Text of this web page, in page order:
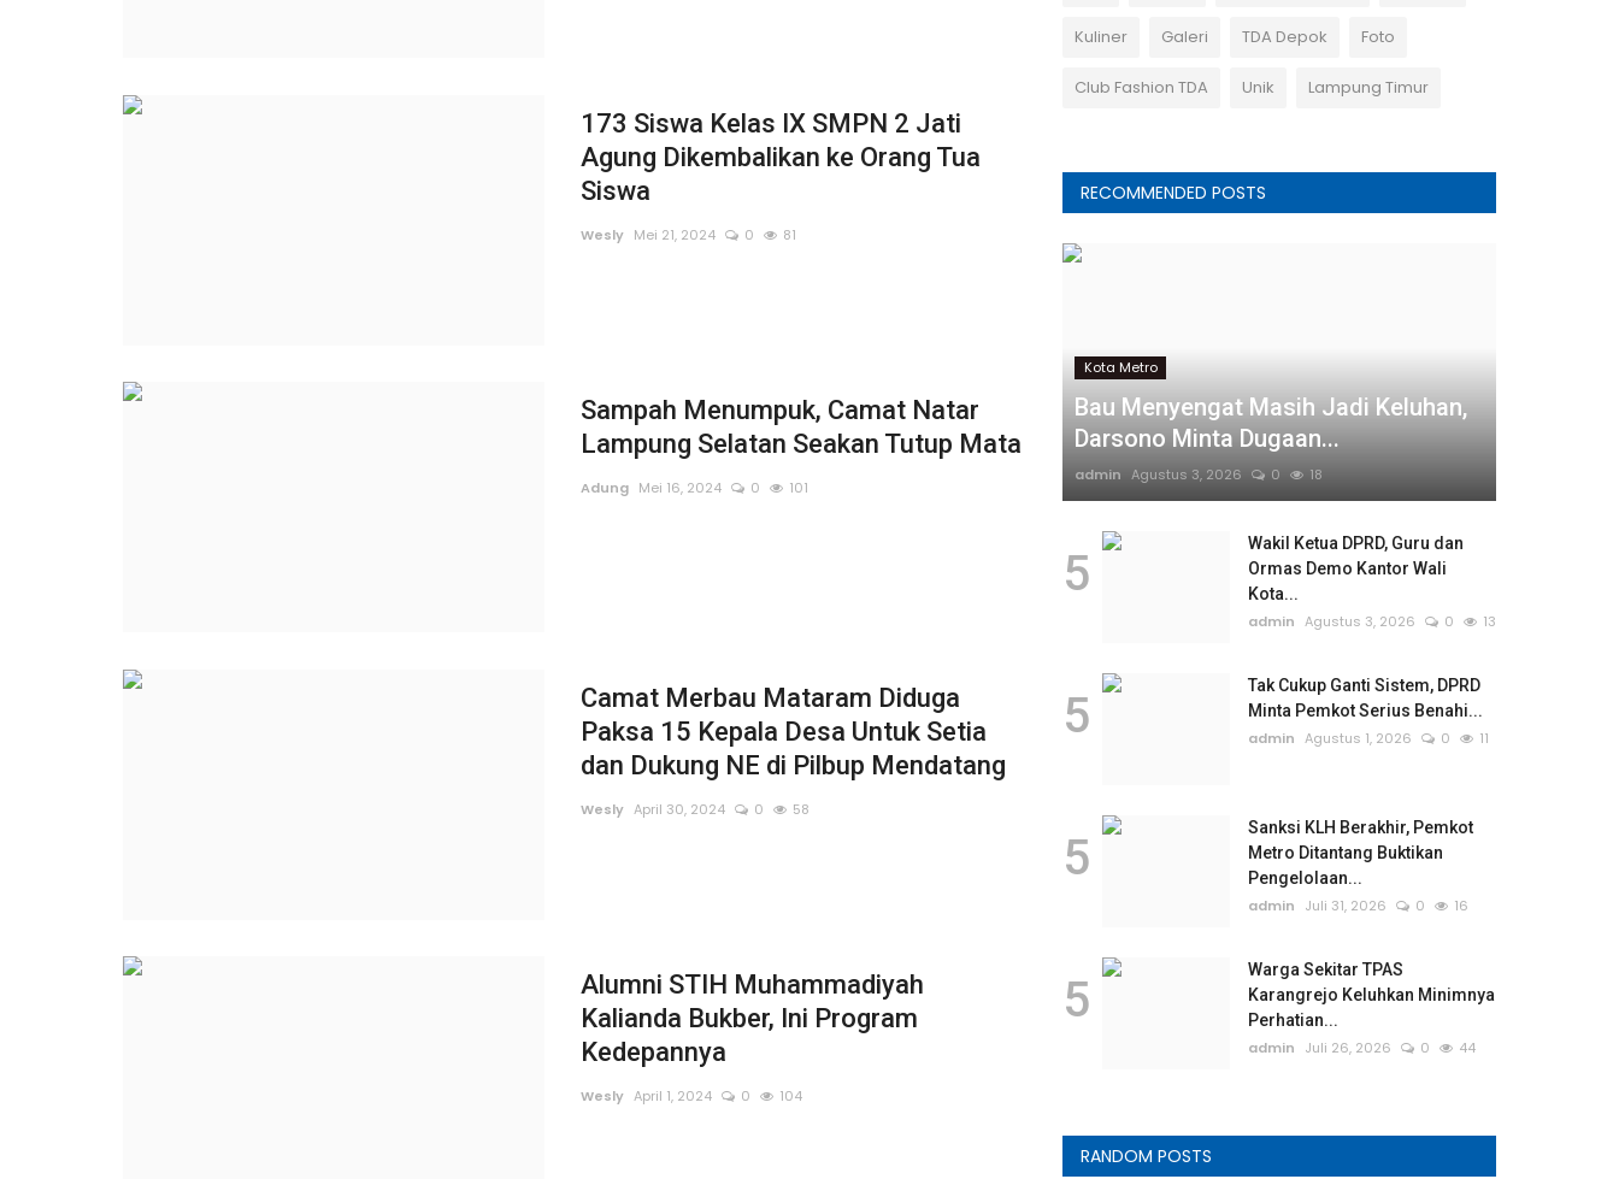
173 Siswa Kelas IX SMPN 2 Jati
Agung Dikembalikan ke Orang Tua
Siswa
Wesly Mei 21, 2024 0 81
Sampah Menumpuk, Camat Natar
Lampung Selatan Seakan Tutup Mata
Adung Mei 16, 2024 0 101
Camat Merbau Mataram Diduga
Paksa 15 Kepala Desa Untuk Setia
dan Dukung NE di Pilbup Mendatang
Wesly April 30, 2024 0 58
Alumni STIH Muhammadiyah
Kalianda Bukber, Ini Program
Kedepannya
Wesly April 1, 2024 0 104
Kuliner Galeri TDA Depok Foto
Club Fashion TDA Unik Lampung Timur
RECOMMENDED POSTS
Kota Metro
Bau Menyengat Masih Jadi Keluhan,
Darsono Minta Dugaan...
admin Agustus 3, 2026 0 18
5
Wakil Ketua DPRD, Guru dan
Ormas Demo Kantor Wali
Kota...
admin Agustus 3, 2026 0 13
5
Tak Cukup Ganti Sistem, DPRD
Minta Pemkot Serius Benahi...
admin Agustus 1, 2026 0 11
5
Sanksi KLH Berakhir, Pemkot
Metro Ditantang Buktikan
Pengelolaan...
admin
Juli 31, 2026 0 16
5
Warga Sekitar TPAS
Karangrejo Keluhkan Minimnya
Perhatian...
admin
Juli 26, 2026 0 44
RANDOM POSTS